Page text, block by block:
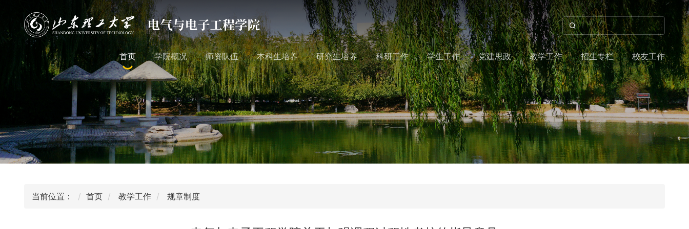
首页 学院概况 师资队伍 本科生培养 研究生培养 科研工作 学生工作 党建思政 教学工作 招生专栏 校友工作
当前位置： 首页 教学工作 规章制度